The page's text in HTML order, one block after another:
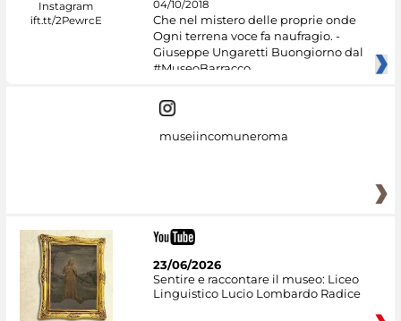
04/10/2018
Che nel mistero delle proprie onde
Ogni terrena voce fa naufragio. -
Giuseppe Ungaretti Buongiorno dal
#MuseoBarracco
museiincomuneroma
23/06/2026
Sentire e raccontare il museo: Liceo
Linguistico Lucio Lombardo Radice